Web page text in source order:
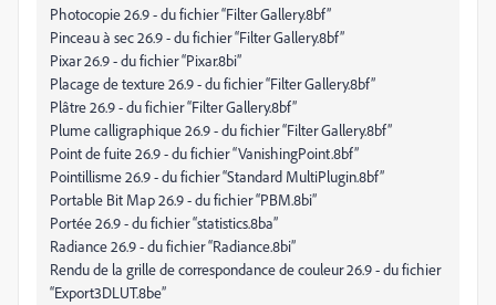
Photocopie 26.9 - du fichier “Filter Gallery.8bf”
Pinceau à sec 26.9 - du fichier “Filter Gallery.8bf”
Pixar 26.9 - du fichier “Pixar.8bi”
Placage de texture 26.9 - du fichier “Filter Gallery.8bf”
Plâtre 26.9 - du fichier “Filter Gallery.8bf”
Plume calligraphique 26.9 - du fichier “Filter Gallery.8bf”
Point de fuite 26.9 - du fichier “VanishingPoint.8bf”
Pointillisme 26.9 - du fichier “Standard MultiPlugin.8bf”
Portable Bit Map 26.9 - du fichier “PBM.8bi”
Portée 26.9 - du fichier “statistics.8ba”
Radiance 26.9 - du fichier “Radiance.8bi”
Rendu de la grille de correspondance de couleur 26.9 - du fichier
“Export3DLUT.8be”